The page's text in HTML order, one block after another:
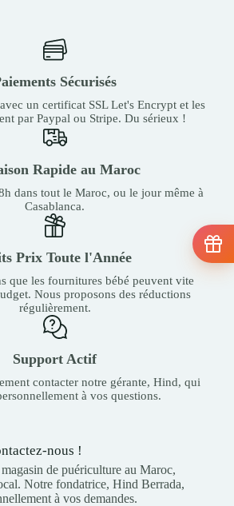
Sécurisés
un certificat SSL Let's Encrypt et les
par Paypal ou Stripe. Du sérieux !
Rapide au Maroc
dans tout le Maroc, ou le jour même à
Casablanca.
Prix Toute l'Année
que les fournitures bébé peuvent vite
Nous proposons des réductions
régulièrement.
Support Actif
contacter notre gérante, Hind, qui
à vos questions.
nous !
de puériculture au Maroc,
Notre fondatrice, Hind Berrada,
à vos demandes.